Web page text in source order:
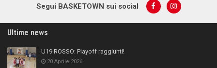
Segui BASKETOWN sui social
Ultime news
U19 ROSSO: Playoff raggiunti!
20 Aprile 2026